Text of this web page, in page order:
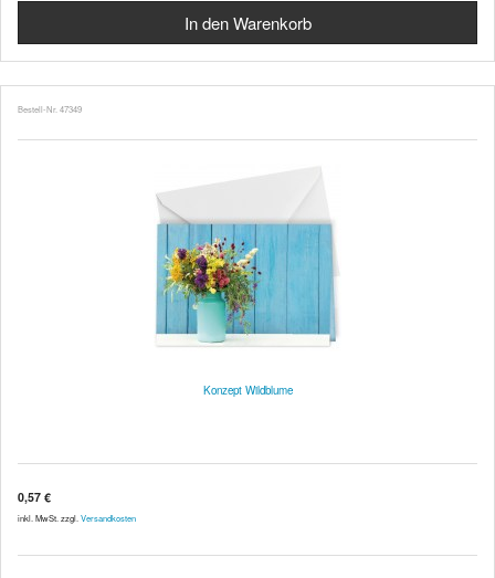
Bestell-Nr. 47349
Konzept Wildblume
0,57 €
inkl. MwSt. zzgl. Versandkosten